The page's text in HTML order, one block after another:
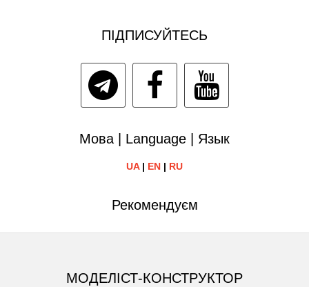
ПІДПИСУЙТЕСЬ
Мова | Language | Язык
UA| EN | RU
Рекомендуєм
МОДЕЛІСТ-КОНСТРУКТОР